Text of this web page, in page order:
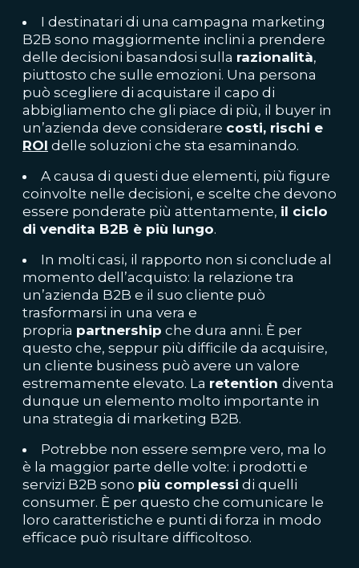
I destinatari di una campagna marketing
B2B sono maggiormente inclini a prendere
delle decisioni basandosi sulla razionalità,
piuttosto che sulle emozioni. Una persona
può scegliere di acquistare il capo di
abbigliamento che gli piace di più, il buyer in
un’azienda deve considerare costi, rischi e
ROI delle soluzioni che sta esaminando.
A causa di questi due elementi, più figure
coinvolte nelle decisioni, e scelte che devono
essere ponderate più attentamente, il ciclo
di vendita B2B è più lungo.
In molti casi, il rapporto non si conclude al
momento dell’acquisto: la relazione tra
un’azienda B2B e il suo cliente può
trasformarsi in una vera e
propria partnership che dura anni. È per
questo che, seppur più difficile da acquisire,
un cliente business può avere un valore
estremamente elevato. La retention diventa
dunque un elemento molto importante in
una strategia di marketing B2B.
Potrebbe non essere sempre vero, ma lo
è la maggior parte delle volte: i prodotti e
servizi B2B sono più complessi di quelli
consumer. È per questo che comunicare le
loro caratteristiche e punti di forza in modo
efficace può risultare difficoltoso.